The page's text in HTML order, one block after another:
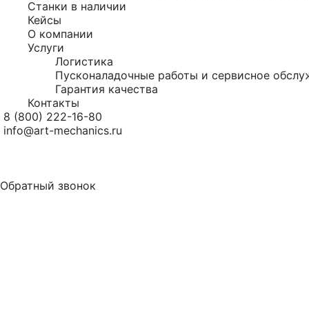
Станки в наличии
Кейсы
О компании
Услуги
Логистика
Пусконаладочные работы и сервисное
Гарантия качества
Контакты
8 (800) 222-16-80
info@art-mechanics.ru
Обратный звонок